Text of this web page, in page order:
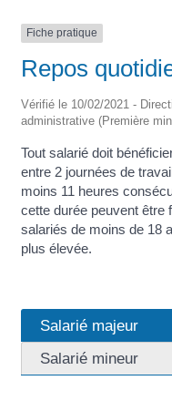
Fiche pratique
Repos
Vérifié le 10/02/2021 -
administrative (Première
Tout salarié doit
entre 2 journées de
moins 11 heures
cette durée peuvent être
salariés de moins de 18
plus élevée.
Salarié majeur
Salarié mineur